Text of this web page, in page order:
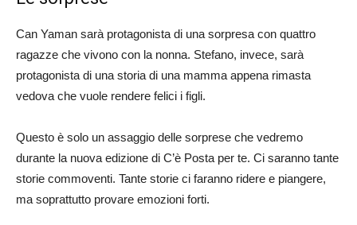
Can Yaman sarà protagonista di una sorpresa con quattro
ragazze che vivono con la nonna. Stefano, invece, sarà
protagonista di una storia di una mamma appena rimasta
vedova che vuole rendere felici i figli.
Questo è solo un assaggio delle sorprese che vedremo
durante la nuova edizione di C’è Posta per te. Ci saranno tante
storie commoventi. Tante storie ci faranno ridere e piangere,
ma soprattutto provare emozioni forti.